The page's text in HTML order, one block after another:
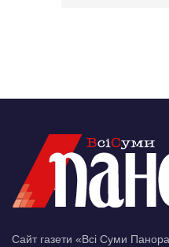
Сайт газети «Всі Суми